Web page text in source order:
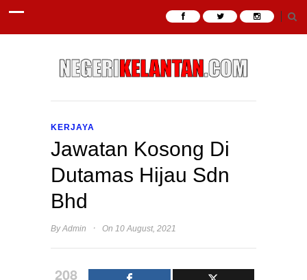
KERJAYA
Jawatan Kosong Di
Dutamas Hijau Sdn
Bhd
ByAdmin · On 10 August, 2021
208